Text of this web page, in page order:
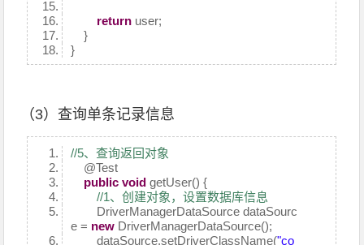
return user;
}
}
（3）查询单条记录信息
//5、查询返回对象
@Test
public void getUser() {
//1、创建对象，设置数据库信息
DriverManagerDataSource dataSourc
e = new DriverManagerDataSource();
dataSource.setDriverClassName("co